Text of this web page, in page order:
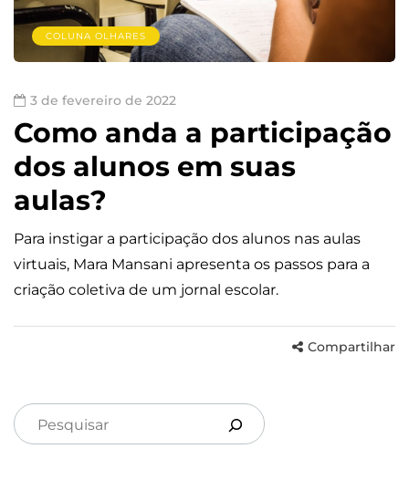
COLUNA OLHARES
3 de fevereiro de 2022
Como anda a participação
dos alunos em suas
aulas?
Para instigar a participação dos alunos nas aulas
virtuais, Mara Mansani apresenta os passos para a
criação coletiva de um jornal escolar.
Compartilhar